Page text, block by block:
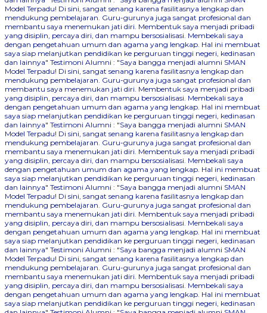
Model Terpadu! Di sini, sangat senang karena fasilitasnya lengkap dan
mendukung pembelajaran. Guru-gurunya juga sangat profesional dan
membantu saya menemukan jati diri. Membentuk saya menjadi pribadi
yang disiplin, percaya diri, dan mampu bersosialisasi. Membekali saya
dengan pengetahuan umum dan agama yang lengkap. Hal ini membuat
saya siap melanjutkan pendidikan ke perguruan tinggi negeri, kedinasan
dan lainnya" Testimoni Alumni : "Saya bangga menjadi alumni SMAN
Model Terpadu! Di sini, sangat senang karena fasilitasnya lengkap dan
mendukung pembelajaran. Guru-gurunya juga sangat profesional dan
membantu saya menemukan jati diri. Membentuk saya menjadi pribadi
yang disiplin, percaya diri, dan mampu bersosialisasi. Membekali saya
dengan pengetahuan umum dan agama yang lengkap. Hal ini membuat
saya siap melanjutkan pendidikan ke perguruan tinggi negeri, kedinasan
dan lainnya" Testimoni Alumni : "Saya bangga menjadi alumni SMAN
Model Terpadu! Di sini, sangat senang karena fasilitasnya lengkap dan
mendukung pembelajaran. Guru-gurunya juga sangat profesional dan
membantu saya menemukan jati diri. Membentuk saya menjadi pribadi
yang disiplin, percaya diri, dan mampu bersosialisasi. Membekali saya
dengan pengetahuan umum dan agama yang lengkap. Hal ini membuat
saya siap melanjutkan pendidikan ke perguruan tinggi negeri, kedinasan
dan lainnya" Testimoni Alumni : "Saya bangga menjadi alumni SMAN
Model Terpadu! Di sini, sangat senang karena fasilitasnya lengkap dan
mendukung pembelajaran. Guru-gurunya juga sangat profesional dan
membantu saya menemukan jati diri. Membentuk saya menjadi pribadi
yang disiplin, percaya diri, dan mampu bersosialisasi. Membekali saya
dengan pengetahuan umum dan agama yang lengkap. Hal ini membuat
saya siap melanjutkan pendidikan ke perguruan tinggi negeri, kedinasan
dan lainnya" Testimoni Alumni : "Saya bangga menjadi alumni SMAN
Model Terpadu! Di sini, sangat senang karena fasilitasnya lengkap dan
mendukung pembelajaran. Guru-gurunya juga sangat profesional dan
membantu saya menemukan jati diri. Membentuk saya menjadi pribadi
yang disiplin, percaya diri, dan mampu bersosialisasi. Membekali saya
dengan pengetahuan umum dan agama yang lengkap. Hal ini membuat
saya siap melanjutkan pendidikan ke perguruan tinggi negeri, kedinasan